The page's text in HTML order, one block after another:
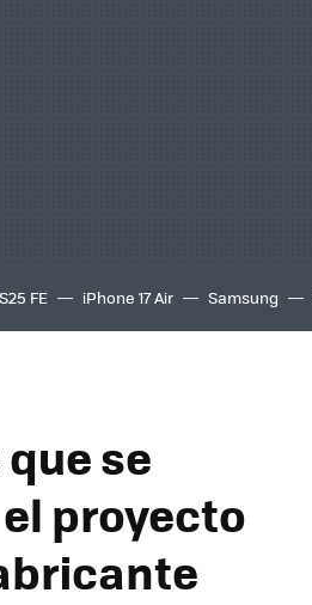
FE iPhone 17 Air Samsung
se
proyecto